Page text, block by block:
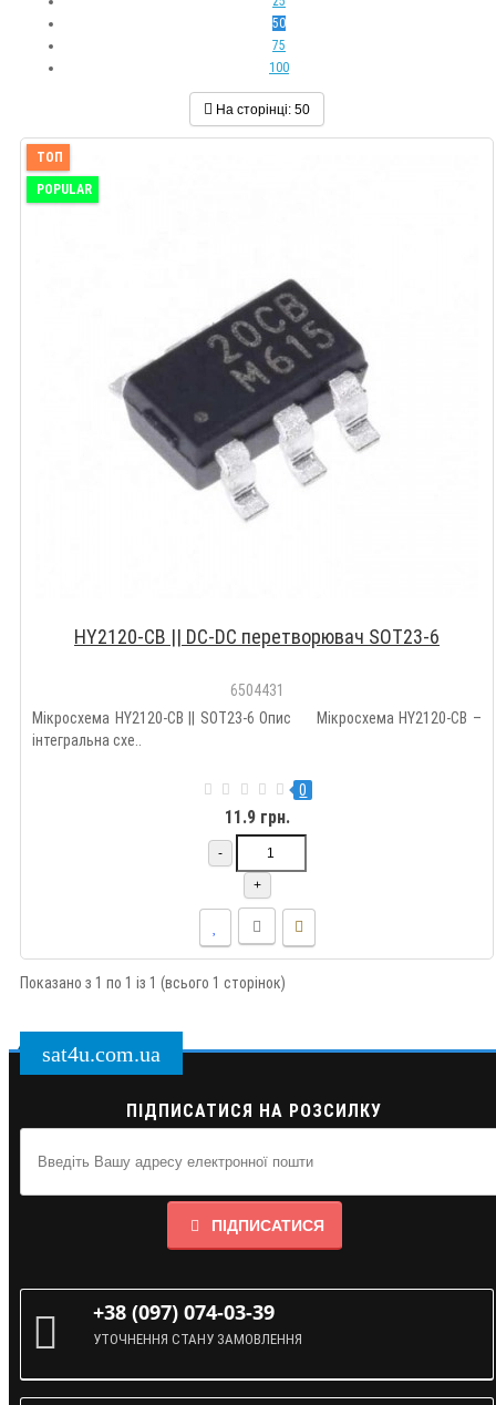
50
75
100
На сторінці: 50
ТОП
POPULAR
HY2120-CB || DC-DC перетворювач SOT23-6
6504431
Мікросхема HY2120-CB || SOT23-6 Опис Мікросхема HY2120-CB –
інтегральна схе..
0
11.9 грн.
-
+
Показано з 1 по 1 із 1 (всього 1 сторінок)
sat4u.com.ua
ПІДПИСАТИСЯ НА РОЗСИЛКУ
ПІДПИСАТИСЯ
+38 (097) 074-03-39
УТОЧНЕННЯ СТАНУ ЗАМОВЛЕННЯ